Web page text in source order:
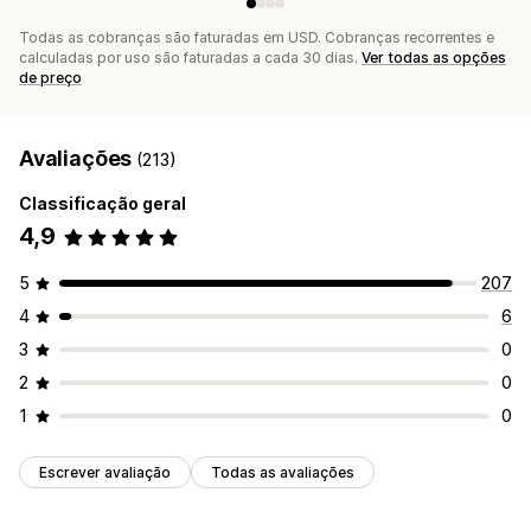
Todas as cobranças são faturadas em USD. Cobranças recorrentes e
calculadas por uso são faturadas a cada 30 dias. Ver todas as opções
de preço
Avaliações (213)
Classificação geral
4,9
5
207
4
6
3
0
2
0
1
0
Escrever avaliação Todas as avaliações